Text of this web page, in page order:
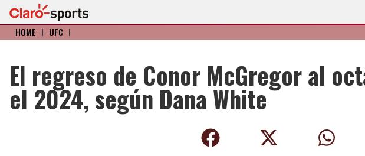
HOME I UFC I
El regreso de Conor McGregor al
el 2024, según Dana White